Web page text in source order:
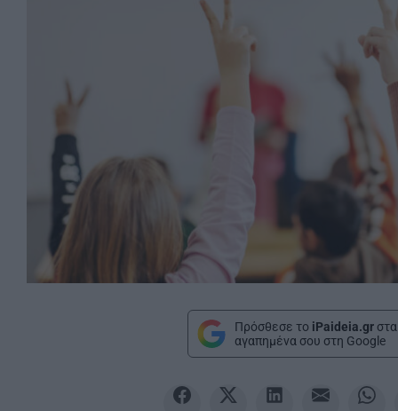
Πρόσθεσε το iPaideia.gr στα
αγαπημένα σου στη Google